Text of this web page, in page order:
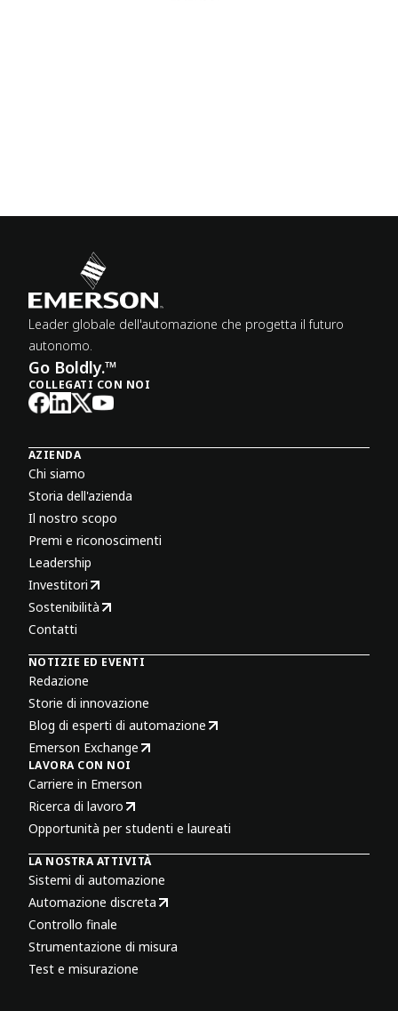
Leader globale dell'automazione che progetta il futuro
autonomo.
Go Boldly.™
COLLEGATI CON NOI
AZIENDA
Chi siamo
Storia dell'azienda
Il nostro scopo
Premi e riconoscimenti
Leadership
Investitori
Sostenibilità
Contatti
NOTIZIE ED EVENTI
Redazione
Storie di innovazione
Blog di esperti di automazione
Emerson Exchange
LAVORA CON NOI
Carriere in Emerson
Ricerca di lavoro
Opportunità per studenti e laureati
LA NOSTRA ATTIVITÀ
Sistemi di automazione
Automazione discreta
Controllo finale
Strumentazione di misura
Test e misurazione